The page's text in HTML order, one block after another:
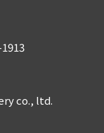
co., ltd.